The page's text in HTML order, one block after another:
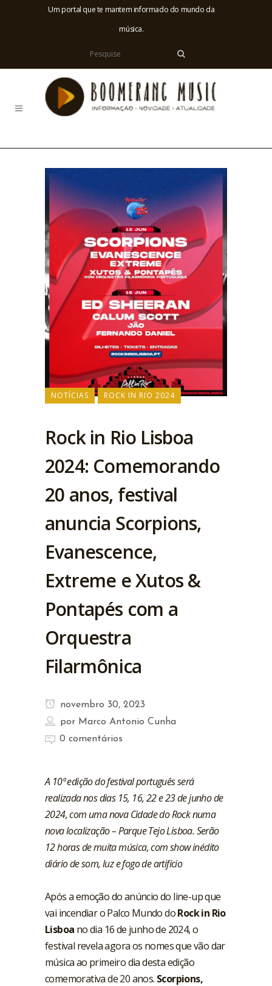
Um portal que te mantem informado do mundo da
música.
NOTÍCIAS ROCK IN RIO 2024
Rock in Rio Lisboa
2024: Comemorando
20 anos, festival
anuncia Scorpions,
Evanescence,
Extreme e Xutos &
Pontapés com a
Orquestra
Filarmônica
novembro 30, 2023
por Marco Antonio Cunha
0 comentários
A 10ª edição do festival português será
realizada nos dias 15, 16, 22 e 23 de junho de
2024, com uma nova Cidade do Rock numa
nova localização – Parque Tejo Lisboa. Serão
12 horas de muita música, com show inédito
diário de som, luz e fogo de artifício
Após a emoção do anúncio do line-up que
vai incendiar o Palco Mundo doRock in Rio
Lisboa no dia 16 de junho de 2024, o
festival revela agora os nomes que vão dar
música ao primeiro dia desta edição
comemorativa de 20 anos. Scorpions,